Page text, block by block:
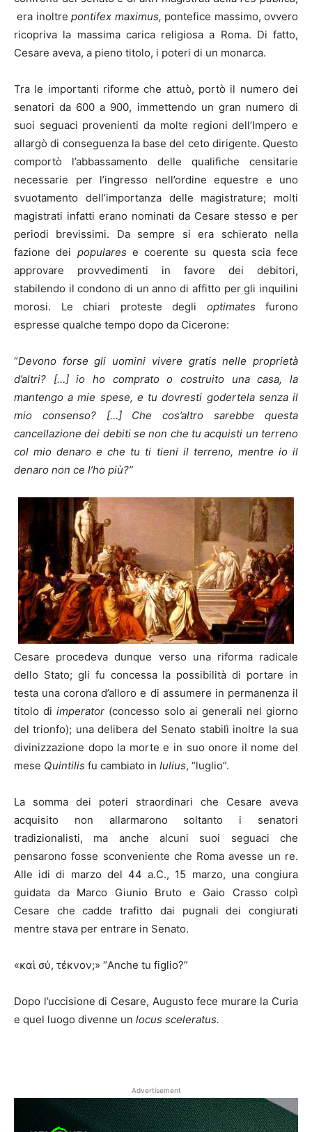
era inoltrepontifex maximus, pontefice massimo, ovvero
ricopriva la massima carica religiosa a Roma. Di fatto,
Cesare aveva, a pieno titolo, i poteri di un monarca.
Tra le importanti riforme che attuò, portò il numero dei
senatori da 600 a 900, immettendo un gran numero di
suoi seguaci provenienti da molte regioni dell’Impero e
allargò di conseguenza la base del ceto dirigente. Questo
comportò l’abbassamento delle qualifiche censitarie
necessarie per l’ingresso nell’ordine equestre e uno
svuotamento dell’importanza delle magistrature; molti
magistrati infatti erano nominati da Cesare stesso e per
periodi brevissimi. Da sempre si era schierato nella
fazione dei populares e coerente su questa scia fece
approvare provvedimenti in favore dei debitori,
stabilendo il condono di un anno di affitto per gli inquilini
morosi. Le chiari proteste degli optimates furono
espresse qualche tempo dopo da Cicerone:
“Devono forse gli uomini vivere gratis nelle proprietà
d’altri? […] io ho comprato o costruito una casa, la
mantengo a mie spese, e tu dovresti godertela senza il
mio consenso? […] Che cos’altro sarebbe questa
cancellazione dei debiti se non che tu acquisti un terreno
col mio denaro e che tu ti tieni il terreno, mentre io il
denaro non ce l’ho più?”
Cesare procedeva dunque verso una riforma radicale
dello Stato; gli fu concessa la possibilità di portare in
testa una corona d’alloro e di assumere in permanenza il
titolo diimperator (concesso solo ai generali nel giorno
del trionfo); una delibera del Senato stabilì inoltre la sua
divinizzazione dopo la morte e in suo onore il nome del
mese Quintilis fu cambiato in Iulius, “luglio”.
La somma dei poteri straordinari che Cesare aveva
acquisito non allarmarono soltanto i senatori
tradizionalisti, ma anche alcuni suoi seguaci che
pensarono fosse sconveniente che Roma avesse un re.
Alle idi di marzo del 44 a.C., 15 marzo, una congiura
guidata da Marco Giunio Bruto e Gaio Crasso colpì
Cesare che cadde trafitto dai pugnali dei congiurati
mentre stava per entrare in Senato.
«καὶ σύ, τέκνον;» “Anche tu figlio?”
Dopo l’uccisione di Cesare, Augusto fece murare la Curia
e quel luogo divenne un locus sceleratus.
Advertisement